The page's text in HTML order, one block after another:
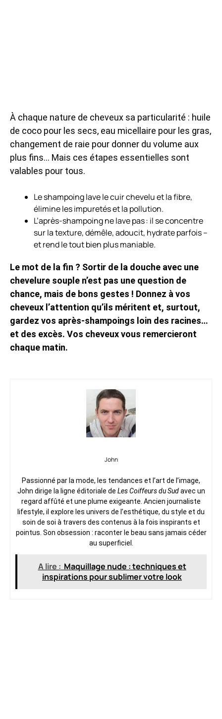
À chaque nature de cheveux sa particularité : huile
de coco pour les secs, eau micellaire pour les gras,
changement de raie pour donner du volume aux
plus fins… Mais ces étapes essentielles sont
valables pour tous.
Le shampoing lave le cuir chevelu et la fibre,
élimine les impuretés et la pollution.
L’après-shampoing ne lave pas : il se concentre
sur la texture, démêle, adoucit, hydrate parfois –
et rend le tout bien plus maniable.
Le mot de la fin ? Sortir de la douche avec une
chevelure souple n’est pas une question de
chance, mais de bons gestes ! Donnez à vos
cheveux l’attention qu’ils méritent et, surtout,
gardez vos après-shampoings loin des racines…
et des excès. Vos cheveux vous remercieront
chaque matin.
John
Passionné par la mode, les tendances et l’art de l’image,
John dirige la ligne éditoriale de Les Coiffeurs du Sudavec un
regard affûté et une plume exigeante. Ancien journaliste
lifestyle, il explore les univers de l’esthétique, du style et du
soin de soi à travers des contenus à la fois inspirants et
pointus. Son obsession : raconter le beau sans jamais céder
au superficiel.
A lire : Maquillage nude : techniques et
inspirations pour sublimer votre look